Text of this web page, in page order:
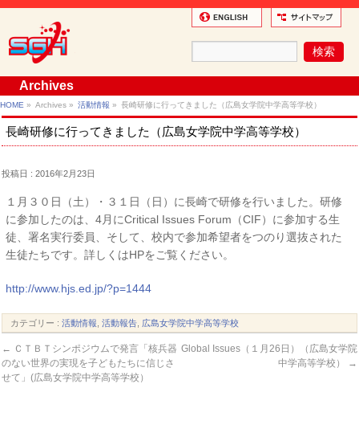
Archives
HOME » Archives » 活動情報 » 長崎研修に行ってきました（広島女学院中学高等学校）
長崎研修に行ってきました（広島女学院中学高等学校）
投稿日 : 2016年2月23日
１月３０日（土）・３１日（日）に長崎で研修を行いました。研修
に参加したのは、4月にCritical Issues Forum（CIF）に参加する生
徒、署名実行委員、そして、校内で参加希望者をつのり選抜された
生徒たちです。詳しくはHPをご覧ください。
http://www.hjs.ed.jp/?p=1444
カテゴリー :活動情報 ,活動報告 広島女学院中学高等学校
← ＣＴＢＴシンポジウムで発言「核兵器
のない世界の実現を子どもたちに信じさ
せて」(広島女学院中学高等学校）
Global Issues（１月26日）（広島女学院
中学高等学校）
→